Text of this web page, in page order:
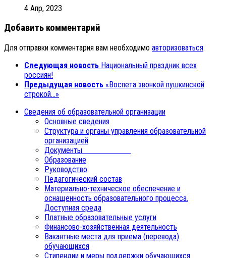
4 Апр, 2023
Добавить комментарий
Для отправки комментария вам необходимо авторизоваться.
Следующая новость Национальный праздник всех
россиян!
Предыдущая новость «Воспета звонкой пушкинской
строкой…»
Сведения об образовательной организации
Основные сведения
Структура и органы управления образовательной
организацией
Документы
Образование
Руководство
Педагогический состав
Материально-техническое обеспечение и
оснащенность образовательного процесса.
Доступная среда
Платные образовательные услуги
Финансово-хозяйственная деятельность
Вакантные места для приема (перевода)
обучающихся
Стипендии и меры поддержки обучающихся